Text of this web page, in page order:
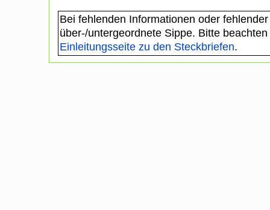
Bei fehlenden Informationen oder
über-/untergeordnete Sippe. Bitte
Einleitungsseite zu den Steckbriefen.